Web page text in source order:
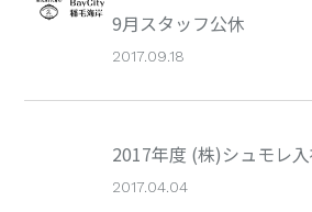
9月スタッフ公休
2017.09.18
2017年度 (株)シュモレ
2017.04.04